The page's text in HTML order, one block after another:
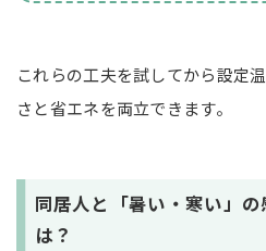
これらの工夫を試してから設定
さと省エネを両立できます。
同居人と「暑い・寒い」
は？